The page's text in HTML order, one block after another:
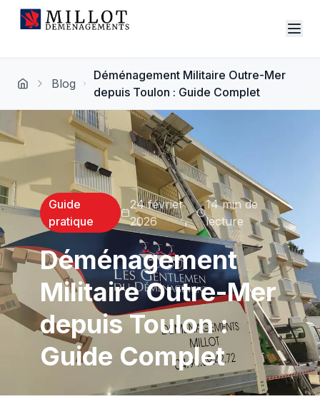
Blog
Déménagement Militaire Outre-Mer
depuis Toulon : Guide Complet
Guide
pratique
24 février
2026
14 minde
lecture
Déménagement
Militaire Outre-Mer
depuis Toulon :
Guide Complet